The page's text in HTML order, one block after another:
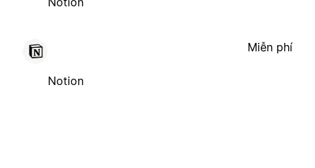
Notion
Miễn phí